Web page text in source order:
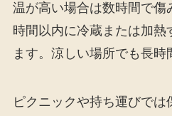
温が高い場合は数時間で傷
時間以内に冷蔵または加熱
ます。涼しい場所でも長時
ピクニックや持ち運びでは